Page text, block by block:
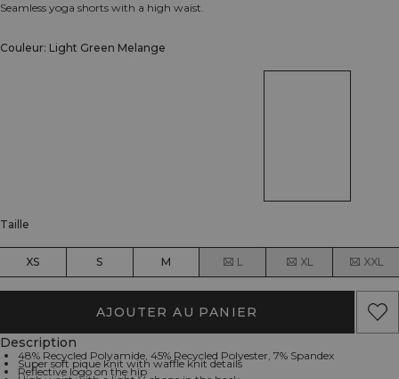
Seamless yoga shorts with a high waist.
Couleur: Light Green Melange
Taille
XS S M L XL XXL
AJOUTER AU PANIER
Description
48% Recycled Polyamide, 45% Recycled Polyester, 7% Spandex
Super soft pique knit with waffle knit details
Reflective logo on the hip